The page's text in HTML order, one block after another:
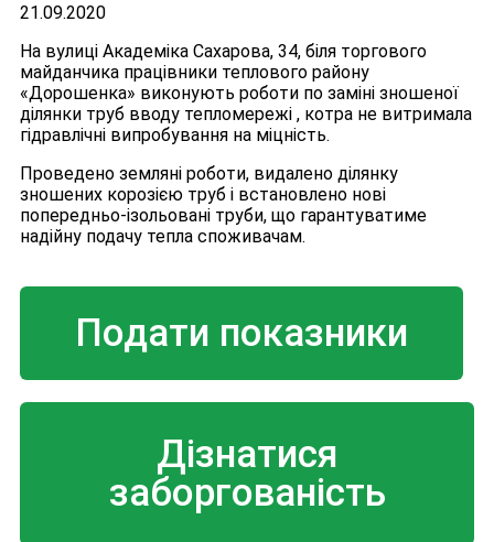
21.09.2020
На вулиці Академіка Сахарова, 34, біля торгового
майданчика працівники теплового району
«Дорошенка» виконують роботи по заміні зношеної
ділянки труб вводу тепломережі , котра не витримала
гідравлічні випробування на міцність.
Проведено земляні роботи, видалено ділянку
зношених корозією труб і встановлено нові
попередньо-ізольовані труби, що гарантуватиме
надійну подачу тепла споживачам.
Подати показники
Дізнатися
заборгованість